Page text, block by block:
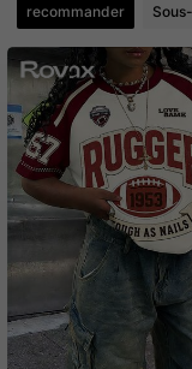
recommander